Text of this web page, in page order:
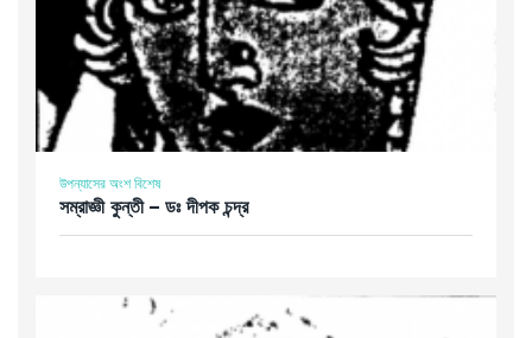
উপন্যাসের অংশ বিশেষ
সম্রাজ্ঞী কুন্তী – ডঃ দীপক চন্দ্র